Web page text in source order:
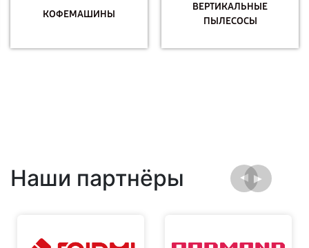
КОФЕМАШИНЫ
ВЕРТИКАЛЬНЫЕ
ПЫЛЕСОСЫ
Наши партнёры